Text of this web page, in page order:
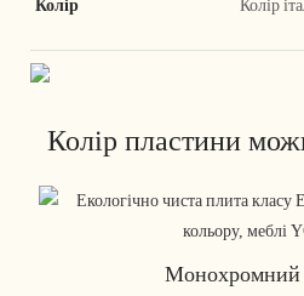
Колір Колір
Колір пластини